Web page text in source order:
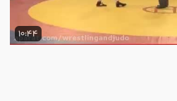
10:44